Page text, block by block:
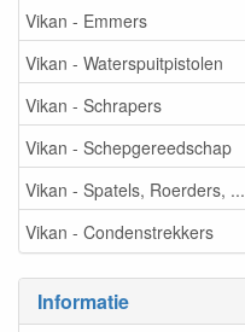
Vikan - Emmers
Vikan - Waterspuitpistolen
Vikan - Schrapers
Vikan - Schepgereedschap
Vikan - Spatels, Roerders, ...
Vikan - Condenstrekkers
Informatie